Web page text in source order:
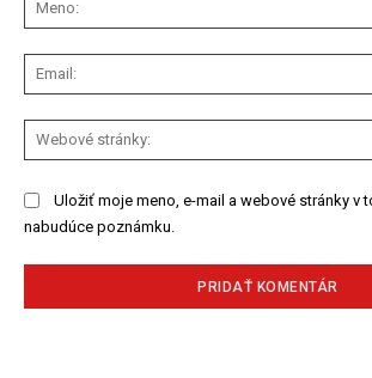
Uložiť moje meno, e-mail a webové stránky v
nabudúce poznámku.